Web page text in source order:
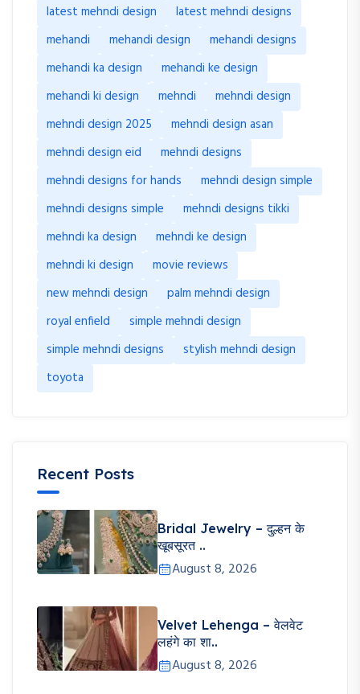
latest mehndi design
latest mehndi designs
mehandi
mehandi design
mehandi designs
mehandi ka design
mehandi ke design
mehandi ki design
mehndi
mehndi design
mehndi design 2025
mehndi design asan
mehndi design eid
mehndi designs
mehndi designs for hands
mehndi design simple
mehndi designs simple
mehndi designs tikki
mehndi ka design
mehndi ke design
mehndi ki design
movie reviews
new mehndi design
palm mehndi design
royal enfield
simple mehndi design
simple mehndi designs
stylish mehndi design
toyota
Recent Posts
Bridal Jewelry – दुल्हन के
खूबसूरत ..
August 8, 2026
Velvet Lehenga – वेलवेट
लहंगे का शा..
August 8, 2026